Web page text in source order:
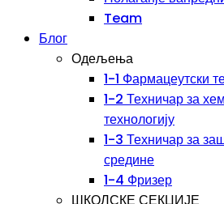
Team
Блог
Одељења
1-1 Фармацеутски
1-2 Техничар за
технологију
1-3 Техничар за
средине
1-4 Фризер